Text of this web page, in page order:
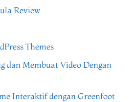
Review
Themes
dan Membuat Video Dengan
Interaktif dengan Greenfoot